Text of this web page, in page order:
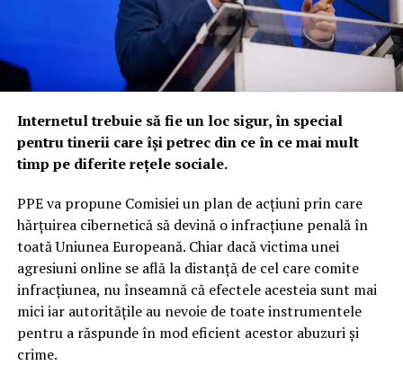
Internetul trebuie să fie un loc sigur, în special
pentru tinerii care își petrec din ce în ce mai mult
timp pe diferite rețele sociale.
PPE va propune Comisiei un plan de acțiuni prin care
hărțuirea cibernetică să devină o infracțiune penală în
toată Uniunea Europeană. Chiar dacă victima unei
agresiuni online se află la distanță de cel care comite
infracțiunea, nu înseamnă că efectele acesteia sunt mai
mici iar autoritățile au nevoie de toate instrumentele
pentru a răspunde în mod eficient acestor abuzuri și
crime.